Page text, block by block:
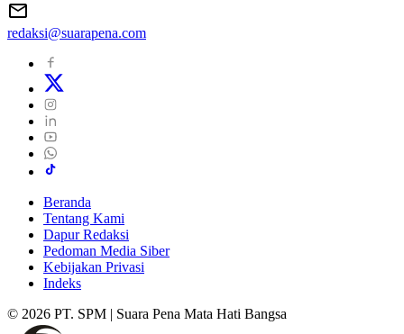
redaksi@suarapena.com
Beranda
Tentang Kami
Dapur Redaksi
Pedoman Media Siber
Kebijakan Privasi
Indeks
© 2026 PT. SPM | Suara Pena Mata Hati Bangsa